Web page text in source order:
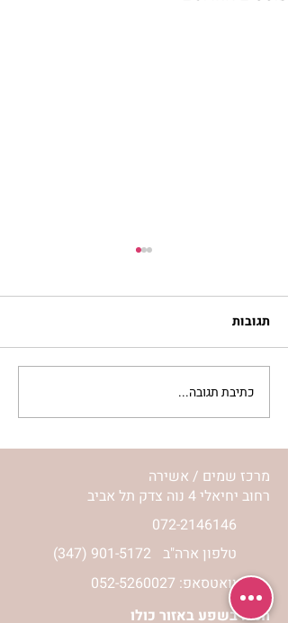
סלט מצליבים | ג’סיקה
הלפרין
תגובות
כתיבת תגובה...
מרכז שמים / אשירה
רחוב יחיאלי 4 נוה צדק תל אביב
072-2146146
(347) 901-5172 טלפון ארה"ב
וואטסאפ: 052-5260027
חניה בשפע באזור כולו